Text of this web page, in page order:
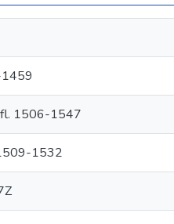
fl. 1506-1547
1532